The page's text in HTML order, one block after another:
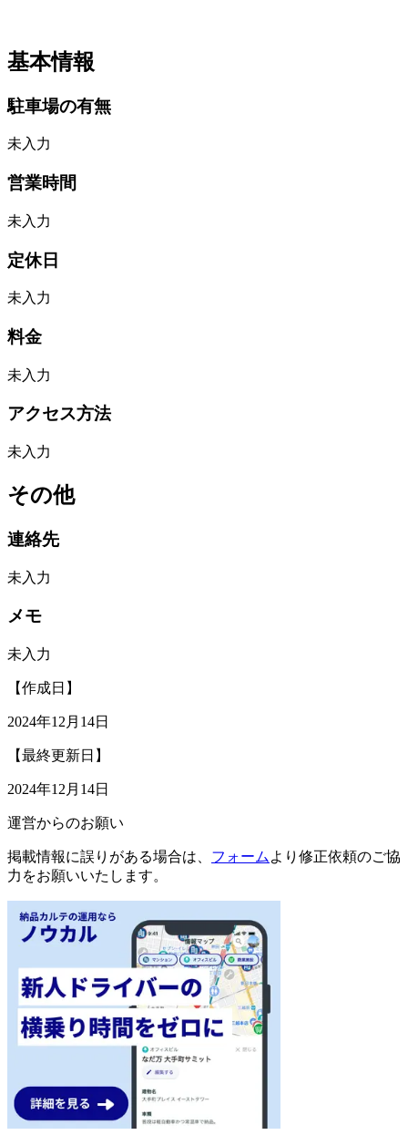
基本情報
駐車場の有無
未入力
営業時間
未入力
定休日
未入力
料金
未入力
アクセス方法
未入力
その他
連絡先
未入力
メモ
未入力
【作成日】
2024年12月14日
【最終更新日】
2024年12月14日
運営からのお願い
掲載情報に誤りがある場合は、 フォーム より修正依頼のご協
力をお願いいたします。